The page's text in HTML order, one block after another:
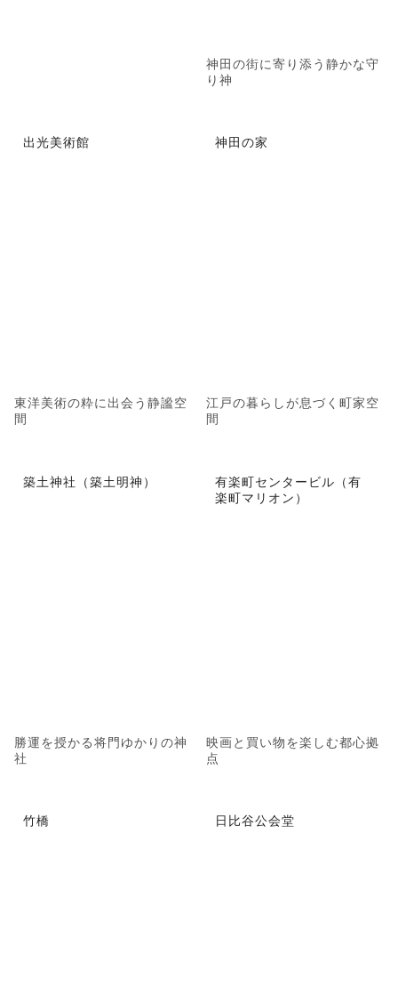
神田の街に寄り添う静かな守
り神
出光美術館
東洋美術の粋に出会う静謐空
間
神田の家
江戸の暮らしが息づく町家空
間
築土神社（築土明神）
勝運を授かる将門ゆかりの神
社
有楽町センタービル（有
楽町マリオン）
映画と買い物を楽しむ都心拠
点
竹橋 日比谷公会堂